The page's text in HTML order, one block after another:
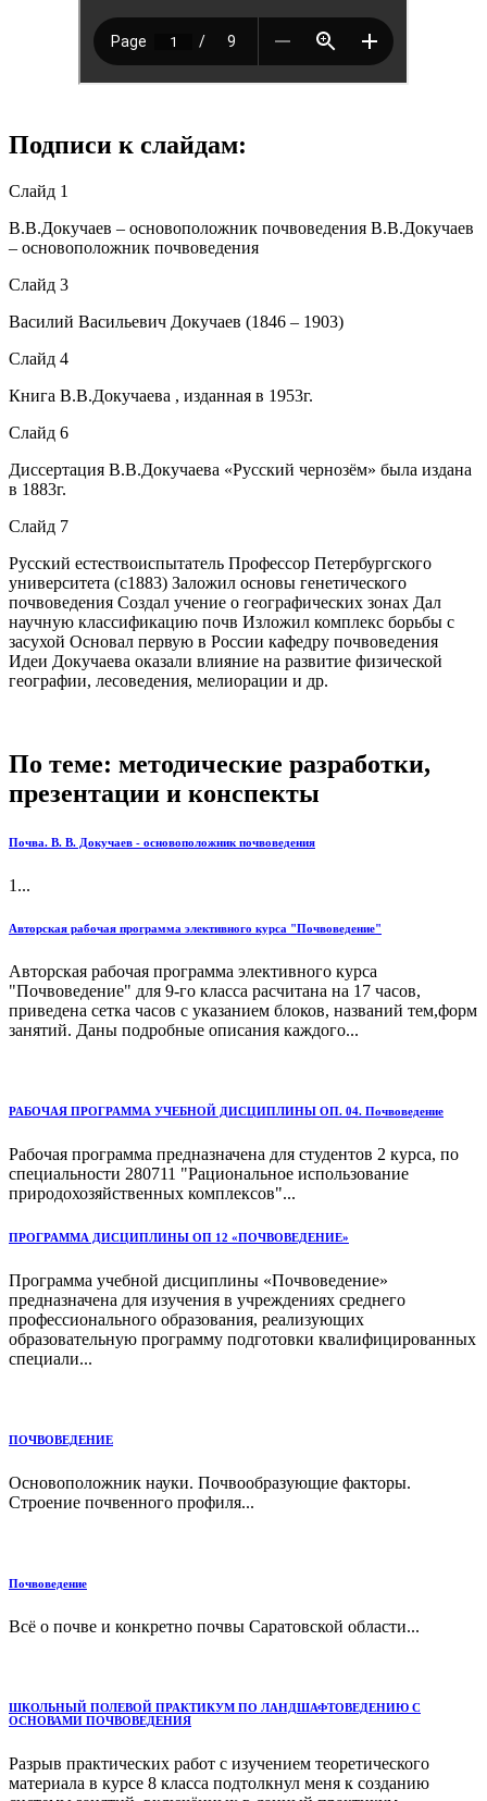
Подписи к слайдам:
Слайд 1
В.В.Докучаев – основоположник почвоведения В.В.Докучаев
– основоположник почвоведения
Слайд 3
Василий Васильевич Докучаев (1846 – 1903)
Слайд 4
Книга В.В.Докучаева , изданная в 1953г.
Слайд 6
Диссертация В.В.Докучаева «Русский чернозём» была издана
в 1883г.
Слайд 7
Русский естествоиспытатель Профессор Петербургского
университета (с1883) Заложил основы генетического
почвоведения Создал учение о географических зонах Дал
научную классификацию почв Изложил комплекс борьбы с
засухой Основал первую в России кафедру почвоведения
Идеи Докучаева оказали влияние на развитие физической
географии, лесоведения, мелиорации и др.
По теме: методические разработки,
презентации и конспекты
Почва. В. В. Докучаев - основоположник почвоведения
1...
Авторская рабочая программа элективного курса "Почвоведение"
Авторская рабочая программа элективного курса
"Почвоведение" для 9-го класса расчитана на 17 часов,
приведена сетка часов с указанием блоков, названий тем,форм
занятий. Даны подробные описания каждого...
РАБОЧАЯ ПРОГРАММА УЧЕБНОЙ ДИСЦИПЛИНЫ ОП. 04. Почвоведение
Рабочая программа предназначена для студентов 2 курса, по
специальности 280711 "Рациональное использование
природохозяйственных комплексов"...
ПРОГРАММА ДИСЦИПЛИНЫ ОП 12 «ПОЧВОВЕДЕНИЕ»
Программа учебной дисциплины «Почвоведение»
предназначена для изучения в учреждениях среднего
профессионального образования, реализующих
образовательную программу подготовки квалифицированных
специали...
ПОЧВОВЕДЕНИЕ
Основоположник науки. Почвообразующие факторы.
Строение почвенного профиля...
Почвоведение
Всё о почве и конкретно почвы Саратовской области...
ШКОЛЬНЫЙ ПОЛЕВОЙ ПРАКТИКУМ ПО ЛАНДШАФТОВЕДЕНИЮ С
ОСНОВАМИ ПОЧВОВЕДЕНИЯ
Разрыв практических работ с изучением теоретического
материала в курсе 8 класса подтолкнул меня к созданию